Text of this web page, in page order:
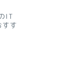
IT
す